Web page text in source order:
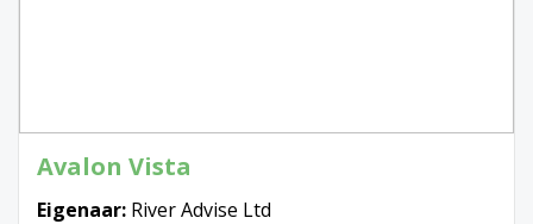
Avalon Vista
Eigenaar: River Advise Ltd